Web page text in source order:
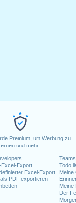
Premium, um Werbung zu
und mehr
Excel-Export
Excel-Export
PDF exportieren
Teams
Todo
Meine
Meine
Der
2021